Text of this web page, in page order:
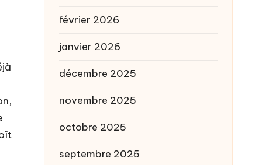
février 2026
janvier 2026
décembre 2025
novembre 2025
octobre 2025
septembre 2025